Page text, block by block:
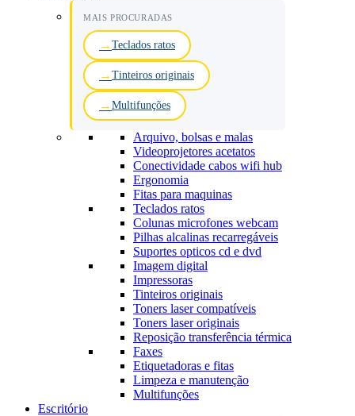
MAIS PROCURADAS
Teclados ratos
Tinteiros originais
Multifunções
Arquivo, bolsas e malas
Videoprojetores acetatos
Conectividade cabos wifi hub
Ergonomia
Fitas para maquinas
Teclados ratos
Colunas microfones webcam
Pilhas alcalinas recarregáveis
Suportes opticos cd e dvd
Imagem digital
Impressoras
Tinteiros originais
Toners laser compatíveis
Toners laser originais
Reposição transferência térmica
Faxes
Etiquetadoras e fitas
Limpeza e manutenção
Multifunções
Escritório